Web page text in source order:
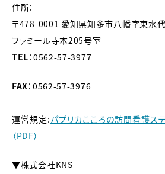
住所：
〒478-0001 愛知県知多市八幡字東水
ファミール寺本205号室
TEL：0562-57-3977
FAX：0562-57-3976
運営規定: パプリカこころの訪問看護ス
（PDF）
▼株式会社KNS